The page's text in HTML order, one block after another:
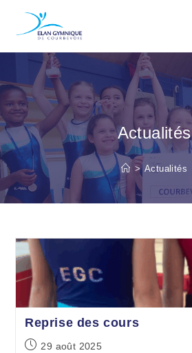
Actualités
> Actualités
Reprise des cours
29 août 2025